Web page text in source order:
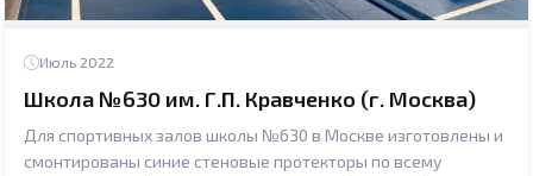
Июль 2022
Школа №630 им. Г.П. Кравченко (г. Москва)
Для спортивных залов школы №630 в Москве изготовлены и
смонтированы синие стеновые протекторы по всему